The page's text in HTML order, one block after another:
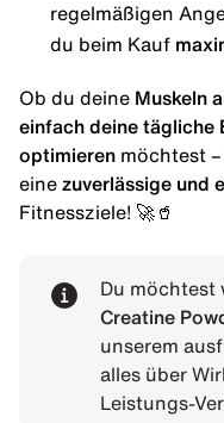
regelmäßigen
du beim Kauf
Ob du deine Muskeln
einfach deine tägliche
optimieren möchtest –
eine zuverlässige und
Fitnessziele! 🚀🥤
Du möchtest
Creatine
unserem
alles über
Leistungs-